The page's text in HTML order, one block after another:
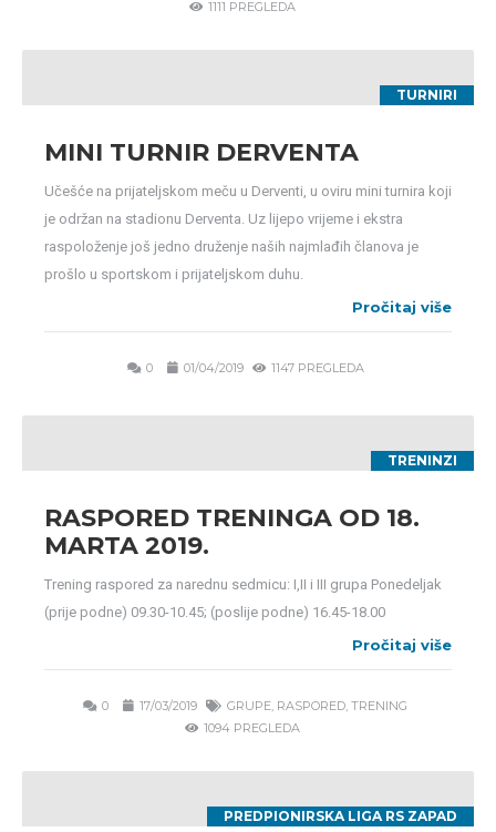
1111 PREGLEDA
TURNIRI
MINI TURNIR DERVENTA
Učešće na prijateljskom meču u Derventi, u oviru mini turnira koji
je održan na stadionu Derventa. Uz lijepo vrijeme i ekstra
raspoloženje još jedno druženje naših najmlađih članova je
prošlo u sportskom i prijateljskom duhu.
Pročitaj više
0 01/04/2019 1147 PREGLEDA
TRENINZI
RASPORED TRENINGA OD 18.
MARTA 2019.
Trening raspored za narednu sedmicu: I,II i III grupa Ponedeljak
(prije podne) 09.30-10.45; (poslije podne) 16.45-18.00
Pročitaj više
0 17/03/2019 GRUPE, RASPORED, TRENING
1094 PREGLEDA
PREDPIONIRSKA LIGA RS ZAPAD